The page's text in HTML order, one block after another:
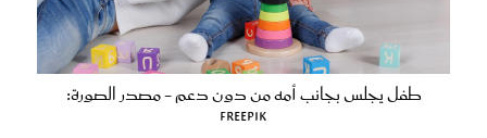
طفل يجلس بجانب أمه من دون دعم - مصدر الصورة:
Freepik